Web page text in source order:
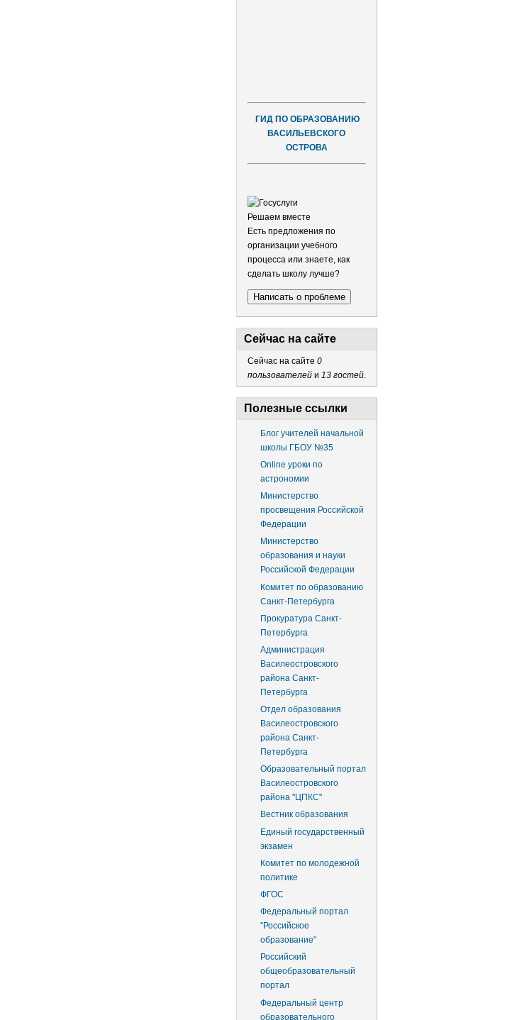
ГИД ПО ОБРАЗОВАНИЮ
ВАСИЛЬЕВСКОГО
ОСТРОВА
Решаем вместе
Есть предложения по
организации учебного
процесса или знаете, как
сделать школу лучше?
Написать о проблеме
Сейчас на сайте
Сейчас на сайте 0
пользователейи 13 гостей.
Полезные ссылки
Блог учителей начальной
школы ГБОУ №35
Online уроки по
астрономии
Министерство
просвещения Российской
Федерации
Министерство
образования и науки
Российской Федерации
Комитет по образованию
Санкт-Петербурга
Прокуратура Санкт-
Петербурга
Администрация
Василеостровского
района Санкт-
Петербурга
Отдел образования
Василеостровского
района Санкт-
Петербурга
Образовательный портал
Василеостровского
района "ЦПКС"
Вестник образования
Единый государственный
экзамен
Комитет по молодежной
политике
ФГОС
Федеральный портал
"Российское
образование"
Российский
общеобразовательный
портал
Федеральный центр
образовательного